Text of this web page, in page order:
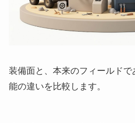
装備面と、本来のフィールド
能の違いを比較します。